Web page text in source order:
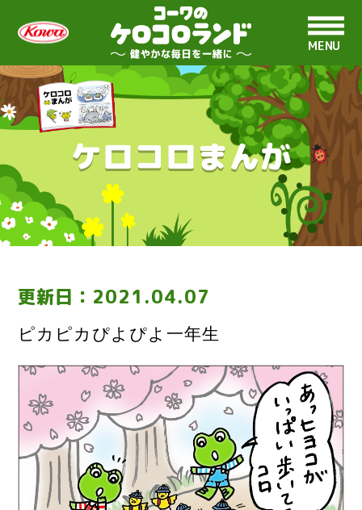
MENU
ケロコロまんが
更新日： 2021.04.07
ピカピカぴよぴよ一年生